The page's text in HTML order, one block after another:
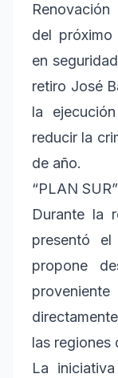
del
en
retiro José
la
reducir la
de año.
“PLAN SUR”
Durante la
presentó el
propone
las regiones
La